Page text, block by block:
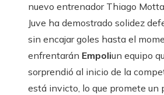
nuevo entrenador Thiago
Juve ha demostrado solidez
sin encajar goles hasta el
enfrentarán Empoliun equipo
sorprendió al inicio de la
está invicto, lo que promete un